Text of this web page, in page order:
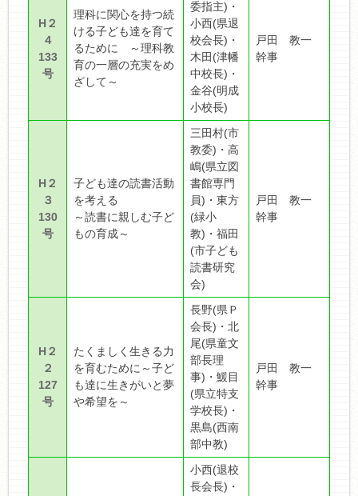
H２
４
133
号
理科に関心を持つ続
ける子ども達を育て
るために ～理科教
育の一層の充実をめ
ざして～
委指主)・
小西(県退
校会長)・
木田(津幡
中校長)・
金谷(明成
小校長)
戸田 教一
幹事
H２
３
130
号
子ども達の読書活動
を考える
～読書に親しむ子ど
もの育成～
三田村(市
教委)・高
嶋(県立図
書館専門
員)・東方
(緑小
教)・福田
(市子ども
読書研究
会)
戸田 教一
幹事
H２
２
127
号
たくましく生きる力
を育むために～子ど
も達に生きがいと夢
や希望を～
長野(県Ｐ
会長)・北
尾(県童文
部長理
事)・鰀目
(県立特支
学校長)・
黒島(西南
部中教)
戸田 教一
幹事
小西(退校
長会長)・